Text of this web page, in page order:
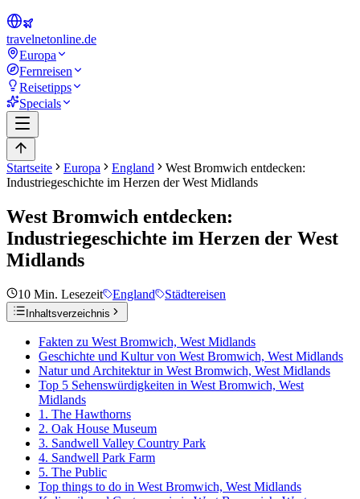
travelnetonline.de
Europa
Fernreisen
Reisetipps
Specials
Startseite Europa England
West Bromwich entdecken:
Industriegeschichte im Herzen der West Midlands
West Bromwich entdecken:
Industriegeschichte im Herzen der West
Midlands
10 Min. Lesezeit England Städtereisen
Inhaltsverzeichnis
Fakten zu West Bromwich, West Midlands
Geschichte und Kultur von West Bromwich, West Midlands
Natur und Architektur in West Bromwich, West Midlands
Top 5 Sehenswürdigkeiten in West Bromwich, West
Midlands
1. The Hawthorns
2. Oak House Museum
3. Sandwell Valley Country Park
4. Sandwell Park Farm
5. The Public
Top things to do in West Bromwich, West Midlands